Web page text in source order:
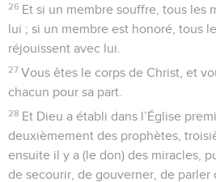
26 Et si un membre souffre, tous les
lui ; si un membre est honoré, tous
réjouissent avec lui.
27 Vous êtes le corps de Christ, et
chacun pour sa part.
28 Et Dieu a établi dans l’Église
deuxièmement des prophètes,
ensuite il y a (le don) des miracles,
de secourir, de gouverner, de parler